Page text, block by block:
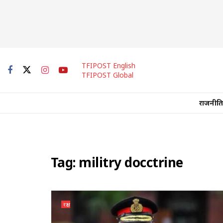
TFIPOST English
TFIPOST Global
राजनीति
Tag: militry docctrine
रक्षा